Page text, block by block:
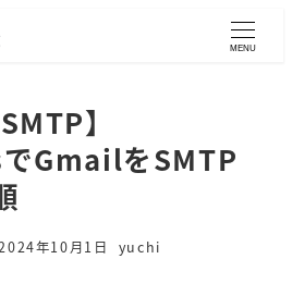
MENU
】
GmailをSMTP
日 年10月1日
著
yuchi